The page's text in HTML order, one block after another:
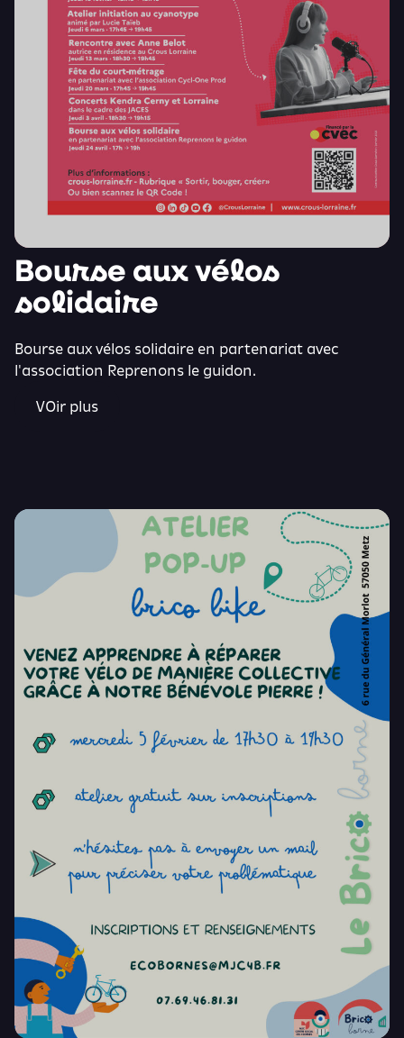
Bourse aux vélos
solidaire
Bourse aux vélos solidaire en partenariat avec
l'association Reprenons le guidon.
VOir plus